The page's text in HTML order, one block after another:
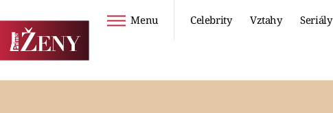
Menu Celebrity Vztahy Seriály